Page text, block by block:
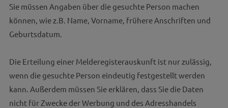
Sie müssen Angaben über die gesuchte Person machen
können, wie z.B. Name, Vorname, frühere Anschriften und
Geburtsdatum.
Die Erteilung einer Melderegisterauskunft ist nur zulässig,
wenn die gesuchte Person eindeutig festgestellt werden
kann. Außerdem müssen Sie erklären, dass Sie die Daten
nicht für Zwecke der Werbung und des Adresshandels